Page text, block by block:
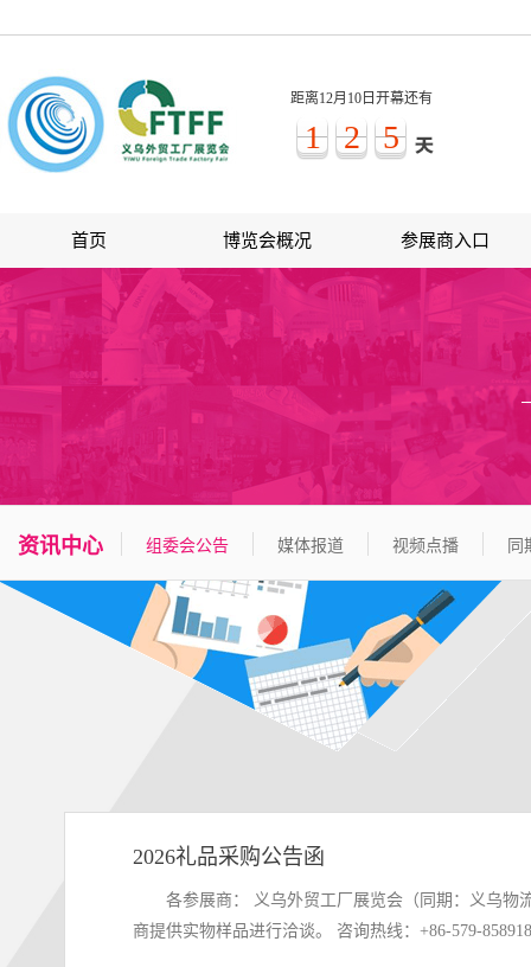
距离12月10日开幕还有
1 2 5
首页 博览会概况 参展商入口
资讯中心 组委会公告 媒体报道 视频点播 同
2026礼品采购公告函
各参展商： 义乌外贸工厂展览会（同期：义乌物流展）将于12月10-12日在浙江义乌国际博览中心举行。现向各参展商定购大会纪念礼品，欢迎有货源的展